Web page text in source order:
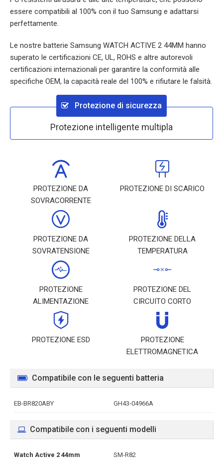
essere compatibili al 100% con il tuo Samsung e adattarsi
perfettamente.
Le nostre batterie Samsung WATCH ACTIVE 2 44MM hanno
superato le certificazioni CE, UL, ROHS e altre autorevoli
certificazioni internazionali per garantire la conformità alle
specifiche OEM, la capacità reale del 100% e rifiutare le falsità.
Protezione di sicurezza
Protezione intelligente multipla
PROTEZIONE DA
SOVRACORRENTE
PROTEZIONE DI SCARICO
PROTEZIONE DA
SOVRATENSIONE
PROTEZIONE DELLA
TEMPERATURA
PROTEZIONE
ALIMENTAZIONE
PROTEZIONE DEL
CIRCUITO CORTO
PROTEZIONE ESD
PROTEZIONE
ELETTROMAGNETICA
Compatibile con le seguenti batteria
EB-BR820ABY GH43-04966A
Compatibile con i seguenti modelli
Watch Active 2 44mm SM-R82